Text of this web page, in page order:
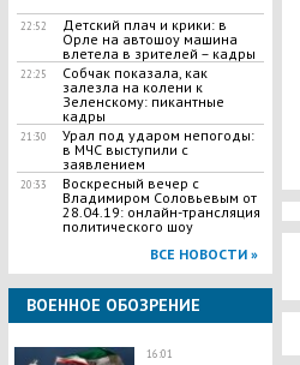
22:52
Детский плач и крики: в
Орле на автошоу машина
влетела в зрителей – кадры
22:25
Собчак показала, как
залезла на колени к
Зеленскому: пикантные
кадры
21:30
Урал под ударом непогоды:
в МЧС выступили с
заявлением
20:33
Воскресный вечер с
Владимиром Соловьевым от
28.04.19: онлайн-трансляция
политического шоу
ВСЕ НОВОСТИ »
ВОЕННОЕ ОБОЗРЕНИЕ
16:01